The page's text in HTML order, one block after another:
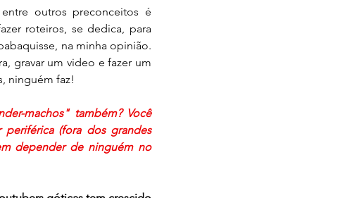
outros preconceitos é
roteiros, se dedica, para
na minha opinião.
gravar um video e fazer um
ninguém faz!
machos" também? Você
(fora dos grandes
depender de ninguém no